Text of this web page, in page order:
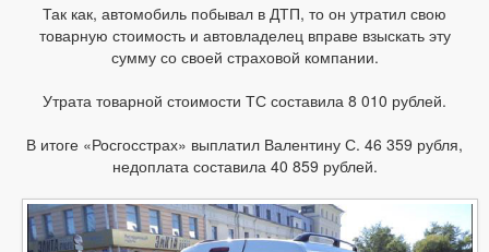
Так как, автомобиль побывал в ДТП, то он утратил свою
товарную стоимость и автовладелец вправе взыскать эту
сумму со своей страховой компании.
Утрата товарной стоимости ТС составила 8 010 рублей.
В итоге «Росгосстрах» выплатил Валентину С. 46 359 рубля,
недоплата составила 40 859 рублей.